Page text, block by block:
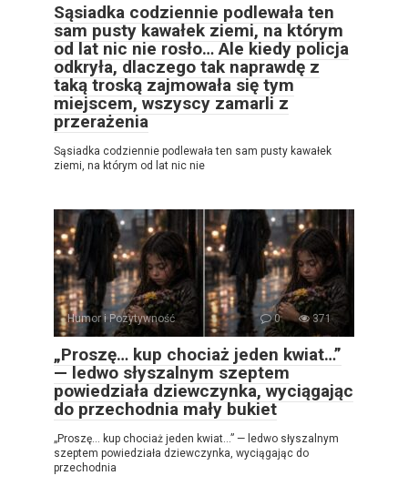
Sąsiadka codziennie podlewała ten
sam pusty kawałek ziemi, na którym
od lat nic nie rosło… Ale kiedy policja
odkryła, dlaczego tak naprawdę z
taką troską zajmowała się tym
miejscem, wszyscy zamarli z
przerażenia
Sąsiadka codziennie podlewała ten sam pusty kawałek
ziemi, na którym od lat nic nie
Humor i Pozytywność 0 371
„Proszę… kup chociaż jeden kwiat…”
— ledwo słyszalnym szeptem
powiedziała dziewczynka, wyciągając
do przechodnia mały bukiet
„Proszę… kup chociaż jeden kwiat…” — ledwo słyszalnym
szeptem powiedziała dziewczynka, wyciągając do
przechodnia